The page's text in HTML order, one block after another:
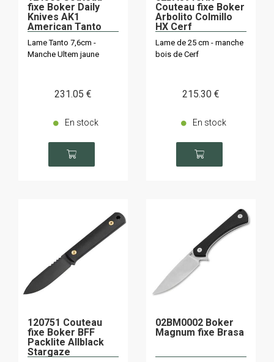
fixe Boker Daily
Knives AK1
American Tanto
Lame Tanto 7,6cm -
Manche Ultem jaune
231.05 €
En stock
Couteau fixe Boker
Arbolito Colmillo
HX Cerf
Lame de 25 cm - manche
bois de Cerf
215.30 €
En stock
120751 Couteau
fixe Boker BFF
Packlite Allblack
Stargaze
02BM0002 Boker
Magnum fixe Brasa